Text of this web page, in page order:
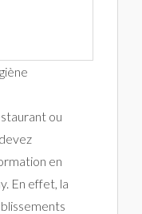
ou
en
En effet, la